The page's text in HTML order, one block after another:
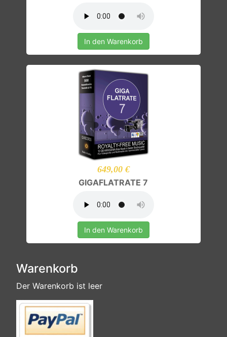
In den Warenkorb
649,00 €
GIGAFLATRATE 7
In den Warenkorb
Warenkorb
Der Warenkorb ist leer